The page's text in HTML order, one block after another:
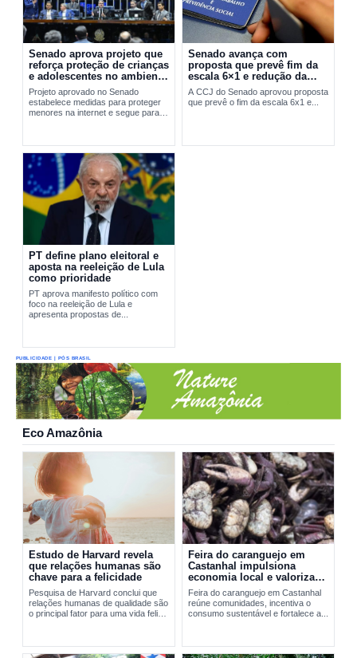
Senado aprova projeto que
reforça proteção de crianças
e adolescentes no ambiente
digital
Projeto aprovado no Senado
estabelece medidas para proteger
menores na internet e segue para
Senado avança com
proposta que prevê fim da
escala 6×1 e redução da
jornada de trabalho
A CCJ do Senado aprovou proposta
que prevê o fim da escala 6x1 e...
PT define plano eleitoral e
aposta na reeleição de Lula
como prioridade
PT aprova manifesto político com
foco na reeleição de Lula e
apresenta propostas de...
PUBLICIDADE | PÓS BRASIL
Eco Amazônia
Estudo de Harvard revela
que relações humanas são
chave para a felicidade
Pesquisa de Harvard conclui que
relações humanas de qualidade são
o principal fator para uma vida feliz
Feira do caranguejo em
Castanhal impulsiona
economia local e valoriza
manejo sustentável
Feira do caranguejo em Castanhal
reúne comunidades, incentiva o
consumo sustentável e fortalece a...